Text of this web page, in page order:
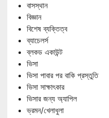
বাসস্থান
বিজ্ঞান
বিশেষ ব্যক্তিত্ব
ব্যাচেলর্স
ব্লকড একাউন্ট
ভিসা
ভিসা পাবার পর বাকি প্রস্তুতি
ভিসা সাক্ষাৎকার
ভিসার জন্য অ্যাপিল
ভ্রমন/খেলাধুলা